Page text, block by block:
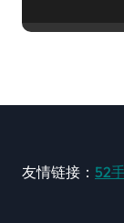
友情链接： 52